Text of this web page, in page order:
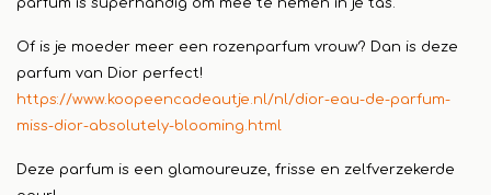
parfum is superhandig om mee te nemen in je tas.
Of is je moeder meer een rozenparfum vrouw? Dan is deze
parfum van Dior perfect!
https://www.koopeencadeautje.nl/nl/dior-eau-de-parfum-
miss-dior-absolutely-blooming.html
Deze parfum is een glamoureuze, frisse en zelfverzekerde